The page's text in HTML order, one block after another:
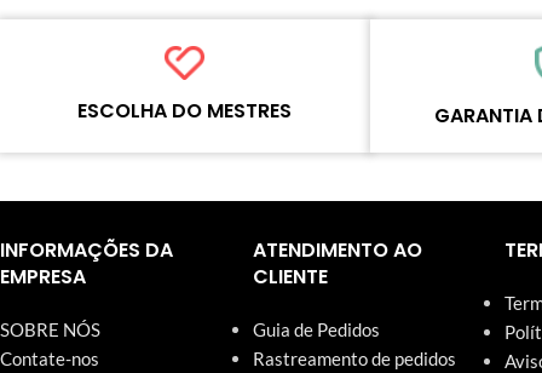
ESCOLHA DO MESTRES
testado e selecionado pelos mestres da
diárias do negócio de reparos.
GARANTIA
processos
nosso site têm
INFORMAÇÕES DA
EMPRESA
SOBRE NÓS
Contate-nos
ATENDIMENTO AO
CLIENTE
Guia de Pedidos
Rastreamento de pedidos